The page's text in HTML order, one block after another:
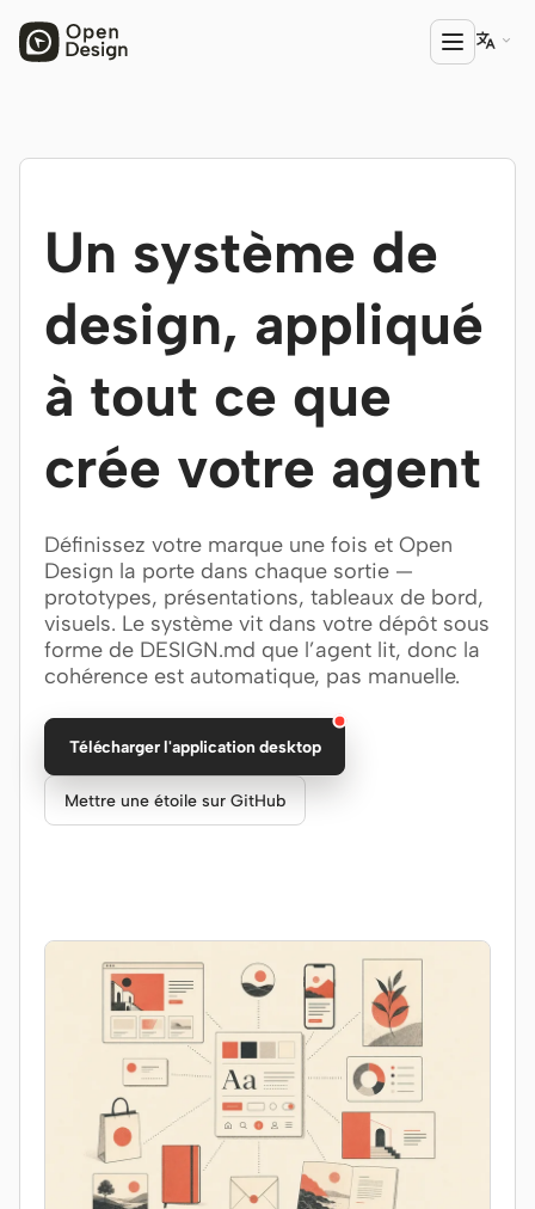
PRODUIT
HTML Anything
Codex Slides
Open Design Plugin
Codex
Claude Code
OpenCode
Gemini CLI
Qwen Code
Grok Build
Trae CLI
Antigravity
DeepSeek Reasonix
Hermes

Un système de
design, appliqué
à tout ce que
crée votre agent
Définissez votre marque une fois et Open
Design la porte dans chaque sortie —
prototypes, présentations, tableaux de bord,
visuels. Le système vit dans votre dépôt sous
forme de DESIGN.md que l’agent lit, donc la
cohérence est automatique, pas manuelle.
Télécharger l'application desktop
Mettre une étoile sur GitHub